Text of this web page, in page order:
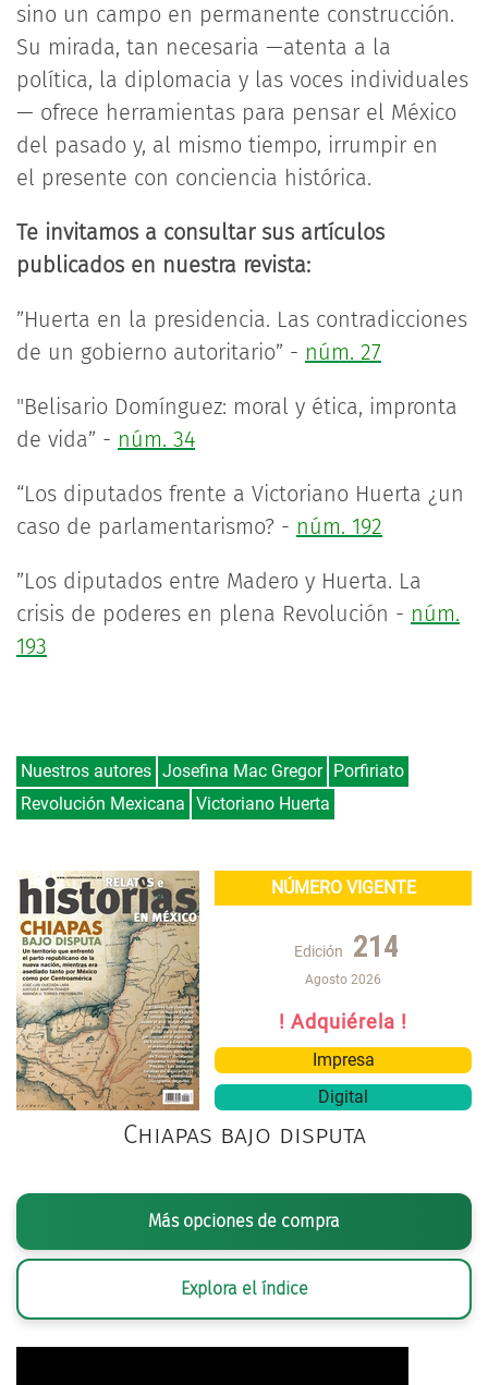
sino un campo en permanente construcción.
Su mirada, tan necesaria —atenta a la
política, la diplomacia y las voces individuales
— ofrece herramientas para pensar el México
del pasado y, al mismo tiempo, irrumpir en
el presente con conciencia histórica.
Te invitamos a consultar sus artículos
publicados en nuestra revista:
”Huerta en la presidencia. Las contradicciones
de un gobierno autoritario” - núm. 27
"Belisario Domínguez: moral y ética, impronta
de vida” - núm. 34
“Los diputados frente a Victoriano Huerta ¿un
caso de parlamentarismo? - núm. 192
”Los diputados entre Madero y Huerta. La
crisis de poderes en plena Revolución - núm.
193
Nuestros autores Josefina Mac Gregor Porfiriato
Revolución Mexicana Victoriano Huerta
NÚMERO VIGENTE
Edición 214
Agosto 2026
! Adquiérela !
Impresa
Digital
Chiapas bajo disputa
Más opciones de compra
Explora el índice